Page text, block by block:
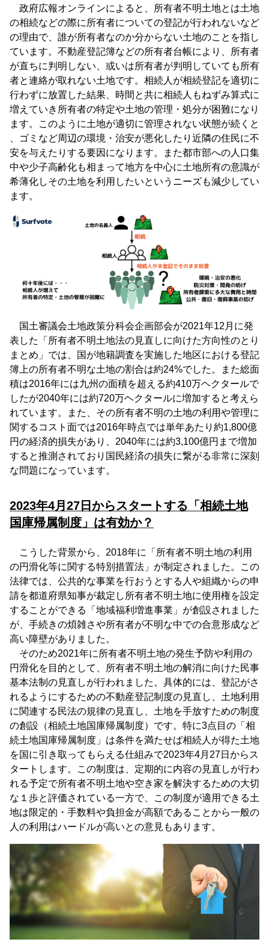
政府広報オンラインによると、所有者不明土地とは土地
の相続などの際に所有者についての登記が行われないなど
の理由で、誰が所有者なのか分からない土地のことを指し
ています。不動産登記簿などの所有者台帳により、所有者
が直ちに判明しない、或いは所有者が判明していても所有
者と連絡が取れない土地です。相続人が相続登記を適切に
行わずに放置した結果、時間と共に相続人もねずみ算式に
増えていき所有者の特定や土地の管理・処分が困難になり
ます。このように土地が適切に管理されない状態が続くと
、ゴミなど周辺の環境・治安が悪化したり近隣の住民に不
安を与えたりする要因になります。また都市部への人口集
中や少子高齢化も相まって地方を中心に土地所有の意識が
希薄化しその土地を利用したいというニーズも減少してい
ます。
国土審議会土地政策分科会企画部会が2021年12月に発
表した「所有者不明土地法の見直しに向けた方向性のとり
まとめ」では、国が地籍調査を実施した地区における登記
簿上の所有者不明な土地の割合は約24%でした。また総面
積は2016年には九州の面積を超える約410万ヘクタールで
したが2040年には約720万ヘクタールに増加すると考えら
れています。また、その所有者不明の土地の利用や管理に
関するコスト面では2016年時点では単年あたり約1,800億
円の経済的損失があり、2040年には約3,100億円まで増加
すると推測されており国民経済の損失に繋がる非常に深刻
な問題になっています。
2023年4月27日からスタートする「相続土地
国庫帰属制度」は有効か？
こうした背景から、2018年に「所有者不明土地の利用
の円滑化等に関する特別措置法」が制定されました。この
法律では、公共的な事業を行おうとする人や組織からの申
請を都道府県知事が裁定し所有者不明土地に使用権を設定
することができる「地域福利増進事業」が創設されました
が、手続きの煩雑さや所有者が不明な中での合意形成など
高い障壁がありました。
そのため2021年に所有者不明土地の発生予防や利用の
円滑化を目的として、所有者不明土地の解消に向けた民事
基本法制の見直しが行われました。具体的には、登記がさ
れるようにするための不動産登記制度の見直し、土地利用
に関連する民法の規律の見直し、土地を手放すための制度
の創設（相続土地国庫帰属制度）です。特に3点目の「相
続土地国庫帰属制度」は条件を満たせば相続人が得た土地
を国に引き取ってもらえる仕組みで2023年4月27日からス
タートします。この制度は、定期的に内容の見直しが行わ
れる予定で所有者不明土地や空き家を解決するための大切
な１歩と評価されている一方で、この制度が適用できる土
地は限定的・手数料や負担金が高額であることから一般の
人の利用はハードルが高いとの意見もあります。